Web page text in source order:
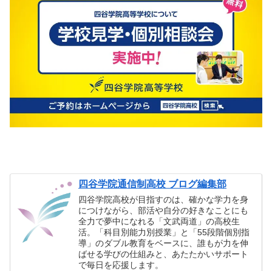
四谷学院通信制高校 ブログ編集部
四谷学院高校が目指すのは、確かな学力を身
につけながら、部活や自分の好きなことにも
全力で夢中になれる「文武両道」の高校生
活。「科目別能力別授業」と「55段階個別指
導」のダブル教育をベースに、誰もが力を伸
ばせる学びの仕組みと、あたたかいサポート
で毎日を応援します。